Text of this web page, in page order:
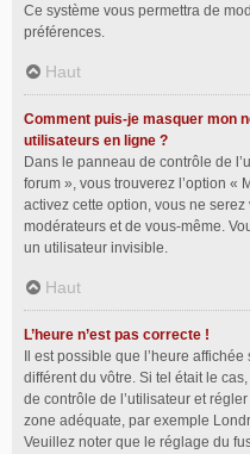
Ce système vous permettra de
préférences.
Haut
Comment puis-je masquer mon
utilisateurs en ligne ?
Dans le panneau de contrôle de
forum », vous trouverez l’option «
activez cette option, vous ne
modérateurs et de vous-même.
un utilisateur invisible.
Haut
L’heure n’est pas correcte !
Il est possible que l’heure
différent du vôtre. Si tel était le
de contrôle de l’utilisateur et
zone adéquate, par exemple
Veuillez noter que le réglage du